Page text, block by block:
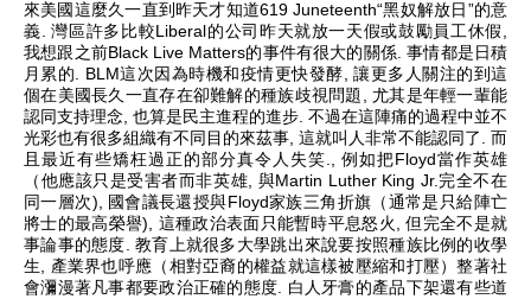
來美國這麼久一直到昨天才知道619 Juneteenth“黑奴解放日 ”的意
義.灣區許多比較 Liberal 的公司昨天就放一天假或鼓勵員工休假 ,
我想跟之前Black Live Matters的事件有很大的關係.事情都是日積
月累的. BLM這次因為時機和疫情更快發酵,讓更多人關注的到這
個在美國長久一直存在卻難解的種族歧視問題 ,尤其是年輕一輩能
認同支持理念, 也算是民主進程的進步. 不過在這陣痛的過程中並不
光彩也有很多組織有不同目的來茲事, 這就叫人非常不能認同了 . 而
且最近有些矯枉過正的部分真令人失笑., 例如把 Floyd 當作英雄
（他應該只是受害者而非英雄, 與Martin Luther King Jr.完全不在
同一層次), 國會議長還授與 Floyd家族三角折旗（通常是只給陣亡
將士的最高榮譽), 這種政治表面只能暫時平息怒火 ,但完全不是就
事論事的態度.教育上就很多大學跳出來說要按照種族比例的收學
生, 產業界也呼應（相對亞裔的權益就這樣被壓縮和打壓）整著社
會瀰漫著凡事都要政治正確的態度. 白人牙膏的產品下架還有些道